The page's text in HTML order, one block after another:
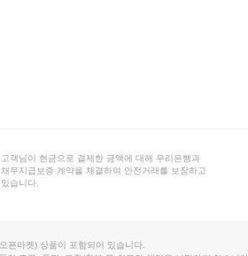
고객님이 현금으로 결제한 금액에 대해 우리은행과
채무지급보증 계약을 체결하여 안전거래를 보장하고
있습니다.
픈마켓) 상품이 포함되어 있습니다.